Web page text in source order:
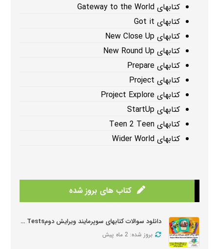
کتابهای Gateway to the World
کتابهای Got it
کتابهای New Close Up
کتابهای New Round Up
کتابهای Prepare
کتابهای Project
کتابهای Project Explore
کتابهای StartUp
کتابهای Teen 2 Teen
کتابهای Wider World
کتاب های بروز شده
دانلود سوالات کتابهای سوپرمایند ویرایش دومSuper Mind Tests
بروز شده: 2 ماه پیش